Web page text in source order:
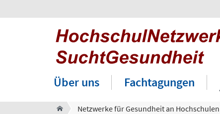
Über uns Fachtagungen
Netzwerke für Gesundheit an Hochschulen